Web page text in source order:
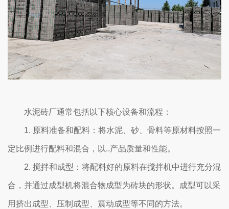
水泥砖厂通常包括以下核心设备和流程：
1. 原料准备和配料：将水泥、砂、骨料等原材料按照一
定比例进行配料和混合，以..产品质量和性能。
2. 搅拌和成型：将配料好的原料在搅拌机中进行充分混
合，并通过成型机将混合物成型为砖块的形状。成型可以采
用挤出成型、压制成型、震动成型等不同的方法。